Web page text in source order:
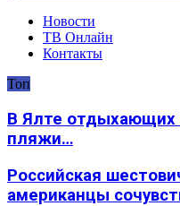
Новости
ТВ Онлайн
Контакты
Топ
В Ялте отдыхающих
пляжи…
Российская
американцы